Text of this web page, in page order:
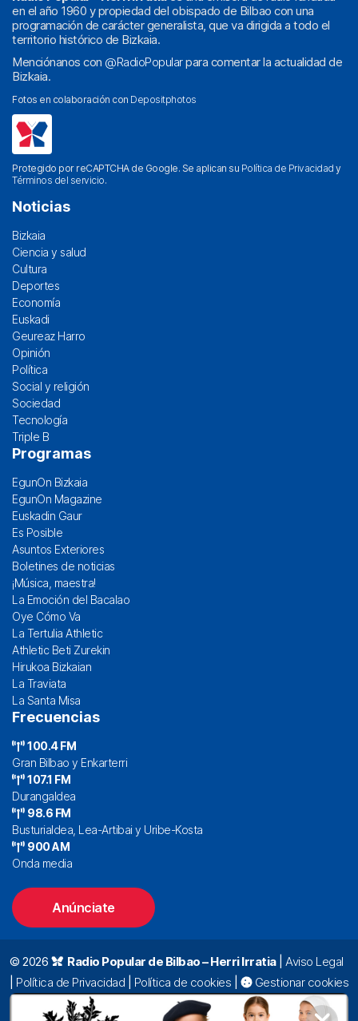
en el año 1960 y propiedad del obispado de Bilbao con una
programación de carácter generalista, que va dirigida a todo el
territorio histórico de Bizkaia.
Menciónanos con @RadioPopularpara comentar la actualidad de
Bizkaia.
Fotos en colaboración con Depositphotos
Protegido por reCAPTCHA de Google. Se aplican su Política de Privacidad y
Términos del servicio.
Noticias
Bizkaia
Ciencia y salud
Cultura
Deportes
Economía
Euskadi
Geureaz Harro
Opinión
Política
Social y religión
Sociedad
Tecnología
Triple B
Programas
EgunOn Bizkaia
EgunOn Magazine
Euskadin Gaur
Es Posible
Asuntos Exteriores
Boletines de noticias
¡Música, maestra!
La Emoción del Bacalao
Oye Cómo Va
La Tertulia Athletic
Athletic Beti Zurekin
Hirukoa Bizkaian
La Traviata
La Santa Misa
Frecuencias
100.4 FM
Gran Bilbao y Enkarterri
107.1 FM
Durangaldea
98.6 FM
Busturialdea, Lea-Artibai y Uribe-Kosta
900 AM
Onda media
Anúnciate
© 2026 Radio Popular de Bilbao – Herri Irratia| Aviso Legal
Política de Privacidad Política de cookies
Gestionar cookies
Alda. Mazarredo, 47 – 7º 48009 Bilbao |
94 423 92 00|